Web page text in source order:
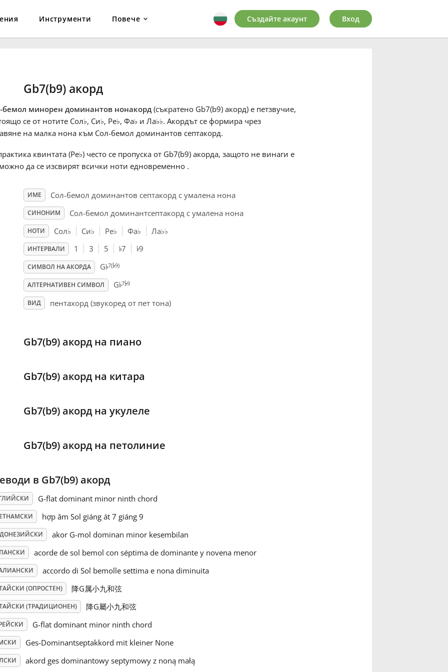
Инструменти Повече Създайте акаунт Вход
Gb7(b9) акорд
бемол минорен доминантов нонакорд(съкратено Gb7(b9) акорд) е петзвучие,
се от нотите Сол♭, Си♭, Ре♭, Фа♭ и Ла♭♭. Акордът се формира чрез
на малка нона към Сол-бемол доминантов септакорд.
квинтата (Ре♭) често се пропуска от Gb7(b9) акорда, защото не винаги е
да се изсвирят всички ноти едновременно .
ИМЕ Сол-бемол доминантов септакорд с умалена нона
СИНОНИМ Сол-бемол доминантсептакорд с умалена нона
НОТИ Сол♭ Си♭ Ре♭ Фа♭ Ла♭♭
ИНТЕРВАЛИ 1 3 5 ♭7 ♭9
СИМВОЛ НА АКОРДА G♭7(♭9)
АЛТЕРНАТИВЕН СИМВОЛ G♭7♭9
ВИД пентахорд (звукоред от пет тона)
Gb7(b9) акорд на пиано
Gb7(b9) акорд на китара
Gb7(b9) акорд на укулеле
Gb7(b9) акорд на петолиние
в Gb7(b9) акорд
G-flat dominant minor ninth chord
hợp âm Sol giáng át 7 giáng 9
akor G-mol dominan minor kesembilan
acorde de sol bemol con séptima de dominante y novena menor
accordo di Sol bemolle settima e nona diminuita
(ОПРОСТЕН) 降G属小九和弦
(ТРАДИЦИОНЕН) 降G屬小九和弦
G-flat dominant minor ninth chord
Ges-Dominantseptakkord mit kleiner None
akord ges dominantowy septymowy z noną małą